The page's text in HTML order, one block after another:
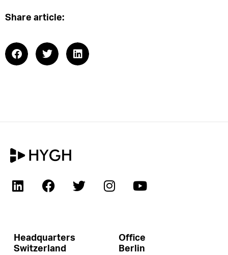
Share article:
Headquarters
Switzerland
Office
Berlin